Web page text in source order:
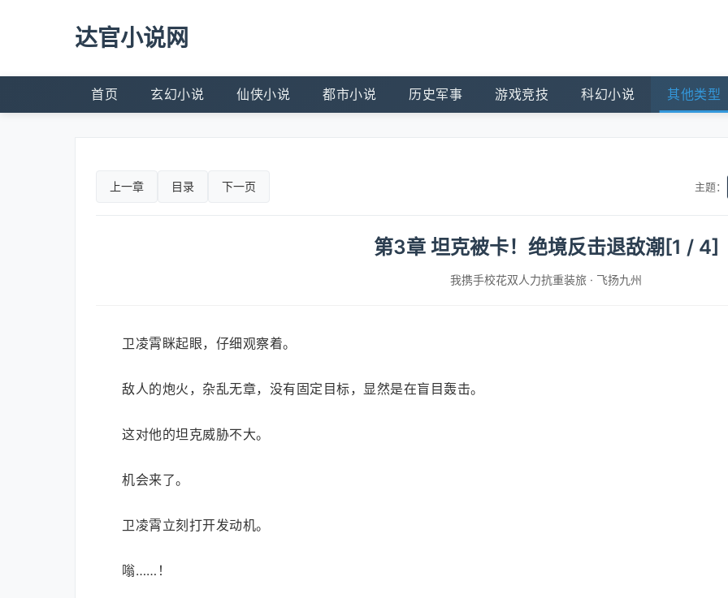
达官小说网
首页 玄幻小说 仙侠小说 都市小说 历史军事 游戏竞技 科幻小说 其他类型
上一章 目录 下一页 主题：
第3章 坦克被卡！绝境反击退敌潮[1 / 4]
我携手校花双人力抗重装旅 · 飞扬九州
卫凌霄眯起眼，仔细观察着。
敌人的炮火，杂乱无章，没有固定目标，显然是在盲目轰击。
这对他的坦克威胁不大。
机会来了。
卫凌霄立刻打开发动机。
嗡……！